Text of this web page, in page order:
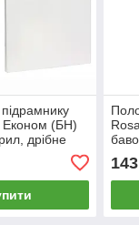
Економ (БН)
дрібне